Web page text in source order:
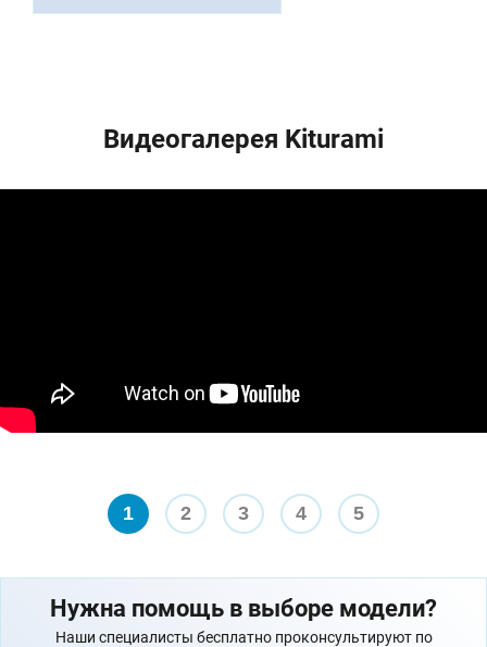
Видеогалерея Kiturami
1 2 3 4 5
Нужна помощь в выборе модели?
Наши специалисты бесплатно проконсультируют по